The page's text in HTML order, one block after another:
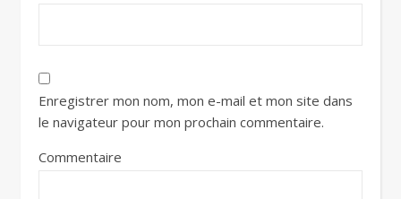
Enregistrer mon nom, mon e-mail et mon site dans
le navigateur pour mon prochain commentaire.
Commentaire